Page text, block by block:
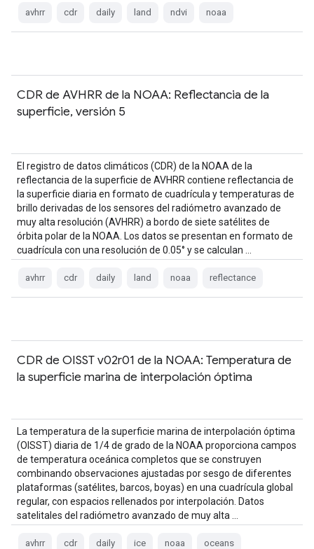
avhrr cdr daily land ndvi noaa
CDR de AVHRR de la NOAA: Reflectancia de la
superficie, versión 5
El registro de datos climáticos (CDR) de la NOAA de la
reflectancia de la superficie de AVHRR contiene reflectancia de
la superficie diaria en formato de cuadrícula y temperaturas de
brillo derivadas de los sensores del radiómetro avanzado de
muy alta resolución (AVHRR) a bordo de siete satélites de
órbita polar de la NOAA. Los datos se presentan en formato de
cuadrícula con una resolución de 0.05° y se calculan …
avhrr cdr daily land noaa reflectance
CDR de OISST v02r01 de la NOAA: Temperatura de
la superficie marina de interpolación óptima
La temperatura de la superficie marina de interpolación óptima
(OISST) diaria de 1/4 de grado de la NOAA proporciona campos
de temperatura oceánica completos que se construyen
combinando observaciones ajustadas por sesgo de diferentes
plataformas (satélites, barcos, boyas) en una cuadrícula global
regular, con espacios rellenados por interpolación. Datos
satelitales del radiómetro avanzado de muy alta …
avhrr cdr daily ice noaa oceans